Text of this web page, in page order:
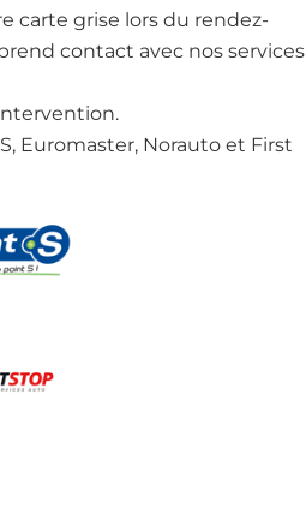
carte grise lors du rendez-
contact avec nos services
Euromaster, Norauto et First